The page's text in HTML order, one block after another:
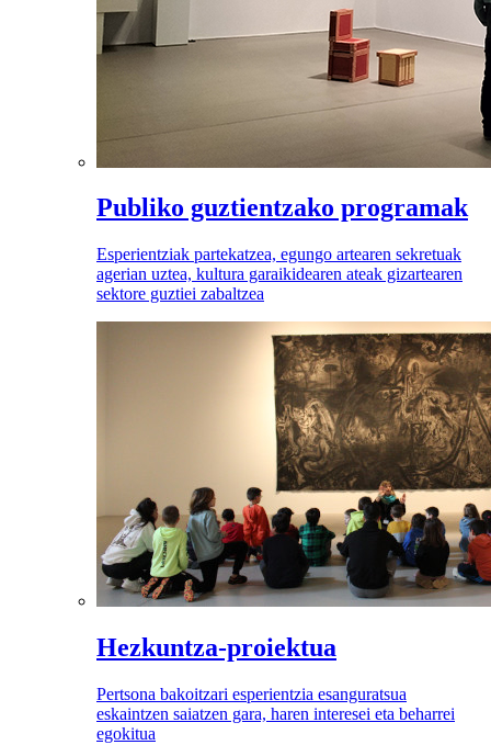
Publiko guztientzako programak
Esperientziak partekatzea, egungo artearen sekretuak
agerian uztea, kultura garaikidearen ateak gizartearen
sektore guztiei zabaltzea
Hezkuntza-proiektua
Pertsona bakoitzari esperientzia esanguratsua
eskaintzen saiatzen gara, haren interesei eta beharrei
egokitua